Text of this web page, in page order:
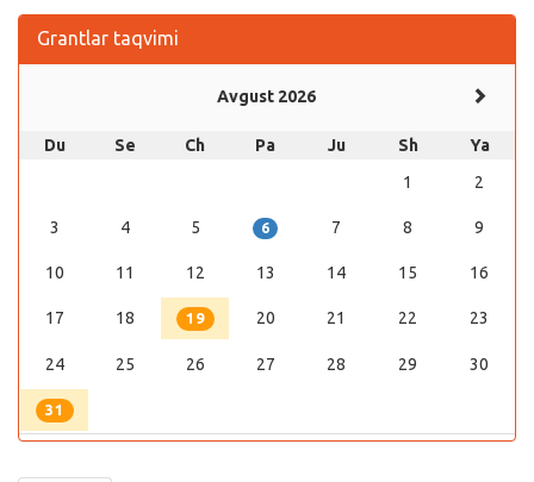
Grantlar taqvimi
Avgust 2026
Du Se Ch Pa Ju Sh
Ya
1
2
3 4 5 6 7 8 9
10 11 12 13 14 15 16
17 18 19 20 21 22 23
24 25 26 27 28 29 30
31